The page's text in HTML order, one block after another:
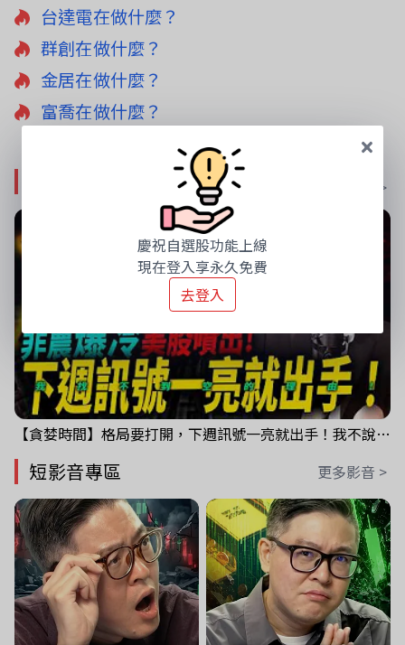
台達電在做什麼？
群創在做什麼？
金居在做什麼？
富喬在做什麼？
更多影音 >
【貪婪時間】格局要打開，下週訊號一亮就出手！我不說的話還真一堆人不知道！｜錢進大趨勢 Mr.智霖 陳 2026/08/08
短影音專區 更多影音 >
慶祝自選股功能上線
現在登入享永久免費
去登入